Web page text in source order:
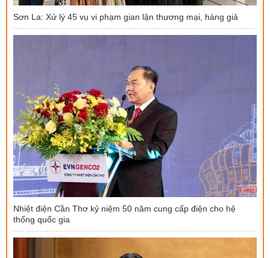
Sơn La: Xử lý 45 vụ vi phạm gian lận thương mại, hàng giả
Nhiệt điện Cần Thơ kỷ niệm 50 năm cung cấp điện cho hệ
thống quốc gia